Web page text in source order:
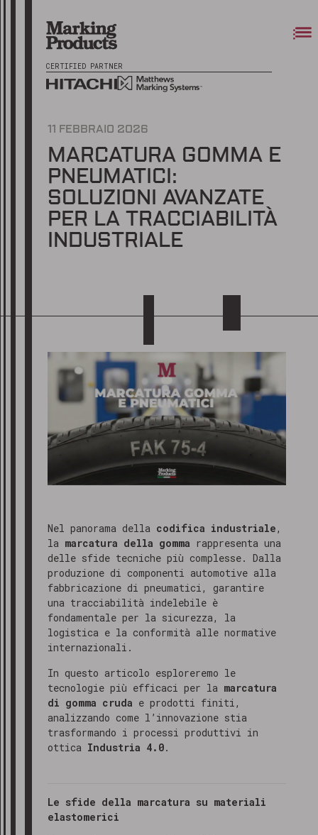
CERTIFIED PARTNER
11 FEBBRAIO 2026
MARCATURA GOMMA E
PNEUMATICI:
SOLUZIONI AVANZATE
PER LA TRACCIABILITÀ
INDUSTRIALE
Nel panorama della codifica industriale,
la marcatura della gomma rappresenta una
delle sfide tecniche più complesse. Dalla
produzione di componenti automotive alla
fabbricazione di pneumatici, garantire
una tracciabilità indelebile è
fondamentale per la sicurezza, la
logistica e la conformità alle normative
internazionali.
In questo articolo esploreremo le
tecnologie più efficaci per la marcatura
di gomma cruda e prodotti finiti,
analizzando come l’innovazione stia
trasformando i processi produttivi in
ottica Industria 4.0.
Le sfide della marcatura su materiali
elastomerici